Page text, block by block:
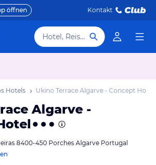
öffnen Kontakt
Hotel, Reiseziel
Hotels Ukino Terrace Algarve - Concept Hotel
Algarve -
8400-450 Porches Algarve Portugal